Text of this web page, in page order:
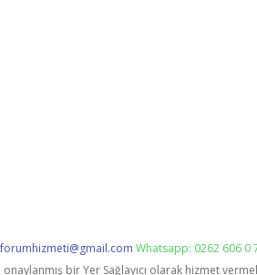
forumhizmeti@gmail.com Whatsapp: 0262 606 0
bir Yer Sağlayıcı olarak hizmet